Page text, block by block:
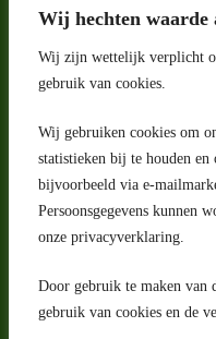
Wij hechten waarde
Wij zijn wettelijk verplicht
gebruik van cookies.
Wij gebruiken cookies om
statistieken bij te houden
bijvoorbeeld via e-
Persoonsgegevens kunnen
onze privacyverklaring.
Door gebruik te maken van
gebruik van cookies en de
Adres
Riga 4 E
2993 LW Barendrecht
Nederland
Contact
Facebook